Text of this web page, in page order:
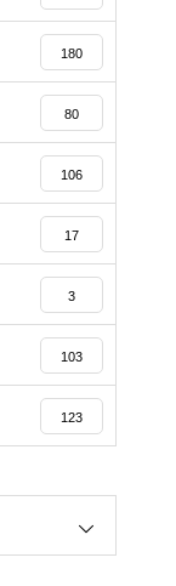
180
80
106
17
3
103
123